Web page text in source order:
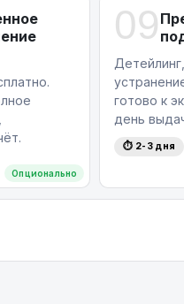
Опционально
09
готово к
день
⏱ 2-3 дня